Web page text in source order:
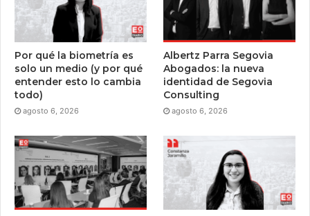
Por qué la biometría es
solo un medio (y por qué
entender esto lo cambia
todo)
agosto 6, 2026
Albertz Parra Segovia
Abogados: la nueva
identidad de Segovia
Consulting
agosto 6, 2026